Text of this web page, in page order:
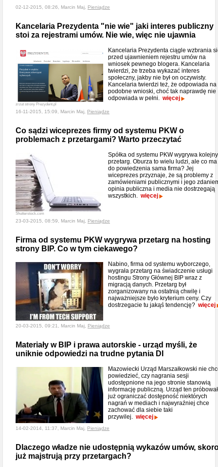
02-12-2015, 08:26, Marcin Maj, Pieniądze
Kancelaria Prezydenta "nie wie" jaki interes publiczny
stoi za rejestrami umów. Nie wie, więc nie ujawnia
zrzut strony Prezydent.pl
Kancelaria Prezydenta ciągle wzbrania
przed ujawnieniem rejestru umów na
wniosek pewnego blogera. Kancelaria
twierdzi, że trzeba wykazać interes
społeczny, jakby nie był on oczywisty.
Kancelaria twierdzi też, że odpowiada na
podobne wnioski, choć tak naprawdę nie
odpowiada w pełni. więcej
16-11-2015, 15:09, Marcin Maj, Pieniądze
Co sądzi wiceprezes firmy od systemu PKW o
problemach z przetargami? Warto przeczytać
Shutterstock.com
Spółka od systemu PKW wygrywa kolejny
przetarg. Oburza to wielu ludzi, ale co ma
do powiedzenia sama firma? Jej
wiceprezes przyznaje, że są problemy z
zamówieniami publicznymi i jego
opinia publiczna i media nie dostrzegają
wszystkich. więcej
23-03-2015, 08:59, Marcin Maj, Pieniądze
Firma od systemu PKW wygrywa przetarg na hosting
strony BIP. Co w tym ciekawego?
Nabino, firma od systemu wyborczego,
wygrała przetarg na świadczenie usługi
hostingu Strony Głównej BIP wraz z
migracją danych. Przetarg był
zorganizowany na ostatnią chwilę i
najważniejsze było kryterium ceny. Czy
dostrzegacie tu jakąś tendencję? więcej
20-03-2015, 09:21, Marcin Maj, Pieniądze
Materiały w BIP i prawa autorskie - urząd myśli, że
uniknie odpowiedzi na trudne pytania DI
Mazowiecki Urząd Marszałkowski nie
powiedzieć, czy nagrania sesji
udostępnione na jego stronie stanowią
informację publiczną. Urząd ten próbował
już ograniczać dostępność niektórych
nagrań w mediach i najwyraźniej chce
zachować dla siebie taki
przywilej. więcej
14-02-2014, 11:37, Marcin Maj, Pieniądze
Dlaczego władze nie udostępnią wykazów umów,
już majstrują przy przetargach?